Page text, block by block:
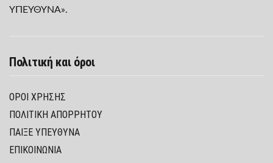
ΥΠΕΥΘΥΝΑ».
Πολιτική και όροι
ΌΡΟΙ ΧΡΉΣΗΣ
ΠΟΛΙΤΙΚΉ ΑΠΟΡΡΉΤΟΥ
ΠΑΊΞΕ ΥΠΕΎΘΥΝΑ
ΕΠΙΚΟΙΝΩΝΙΑ